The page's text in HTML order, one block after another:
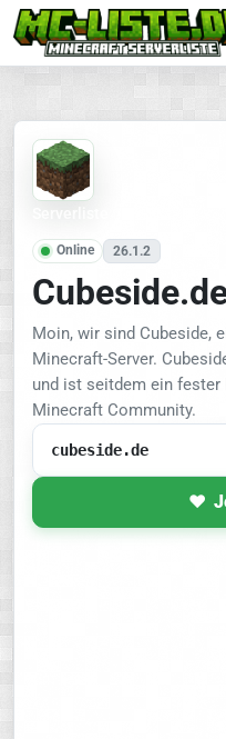
Online 26.1.2
Moin, wir sind Cubeside,
Minecraft-Server.
und ist seitdem ein
Minecraft Community.
cubeside.de